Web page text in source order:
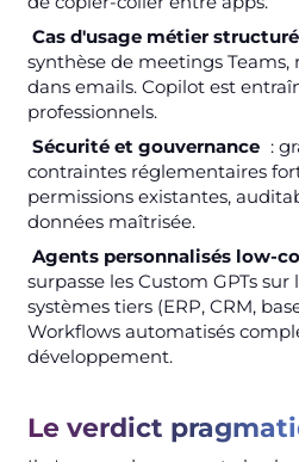
Cas d'usage métier
synthèse de meetings
dans emails. Copilot est
professionnels.
Sécurité et gouvernance :
contraintes réglementaires
permissions existantes,
données maîtrisée.
Agents personnalisés low-
surpasse les Custom GPTs
systèmes tiers (ERP, CRM,
Workflows automatisés
développement.
Le verdict